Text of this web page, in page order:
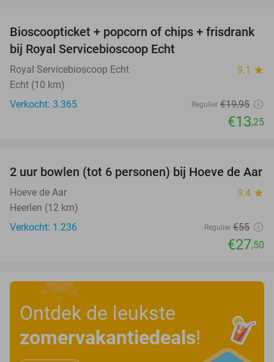
34%
Bioscoopticket + popcorn of chips + frisdrank
bij Royal Servicebioscoop Echt
Royal Servicebioscoop Echt 9.1 star
Echt (10 km)
Verkocht: 3.365
Regulier €19,95
€13,25
50%
2 uur bowlen (tot 6 personen) bij Hoeve de Aar
Hoeve de Aar 9.4 star
Heerlen (12 km)
Verkocht: 1.236
Regulier €55
€27,50
Ontdek de leukste
zomervakantiedeals!